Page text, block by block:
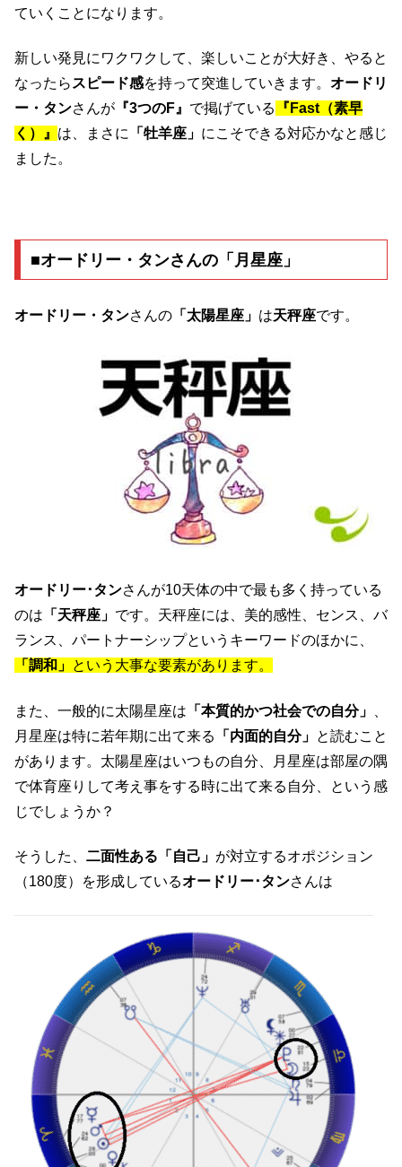
ていくことになります。
新しい発見にワクワクして、楽しいことが大好き、やると
なったら スピード感を持って突進していきます。 オードリ
ー・タンさんが 『3つのF』 で掲げている
『Fast（素早
く）』 は、まさに 「牡羊座」 にこそできる対応かなと感じ
ました。
■オードリー・タンさんの「月星座」
オードリー・タンさんの 「太陽星座」 は天秤座です。
オードリー･タンさんが10天体の中で最も多く持っている
のは 「天秤座」 です。天秤座には、美的感性、センス、バ
ランス、パートナーシップというキーワードのほかに、
「調和」 という大事な要素があります。
また、一般的に太陽星座は 「本質的かつ社会での自分」
月星座は特に若年期に出て来る
「内面的自分」 と読むこと
があります。太陽星座はいつもの自分、月星座は部屋の隅
で体育座りして考え事をする時に出て来る自分、という感
じでしょうか？
そうした、 二面性ある「自己」 が対立するオポジション
（180度）を形成しているオードリー･タンさんは